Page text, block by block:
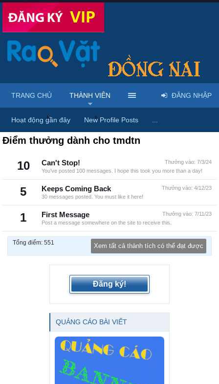
Trang chủ Thành viên tmdtn
Điểm thưởng dành cho tmdtn
10 Thưởng vào: 7/3/24
Can't Stop!
You've posted 100 messages. I hope this took you more than a day!
5 Thưởng vào: 4/12/23
Keeps Coming Back
30 messages posted. You must like it here!
1 Thưởng vào: 7/11/23
First Message
Post a message somewhere on the site to receive this.
Tổng điểm: 551 Xem tất cả thành tích có thể đạt được
Đăng ký!
QUẢNG CÁO BÀI VIẾT
TRANG CHỦ THÀNH VIÊN
Hoạt động gần đây New Profile Posts
ĐĂNG NHẬP